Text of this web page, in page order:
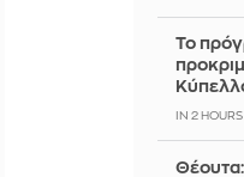
Το
IN 2 HOURS
Θέουτα: